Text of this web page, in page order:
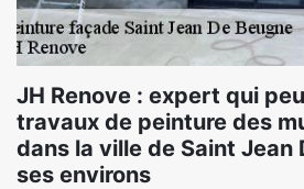
JH Renove : expert qui
travaux de peinture des
dans la ville de Saint Jean
ses environs